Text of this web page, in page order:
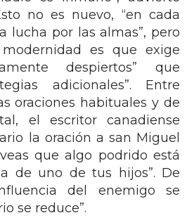
no es nuevo, “en cada
lucha por las almas”, pero
es que exige
despiertos” que
adicionales”. Entre
oraciones habituales y de
el escritor canadiense
la oración a san Miguel
que algo podrido está
de uno de tus hijos”. De
del enemigo se
se reduce”.